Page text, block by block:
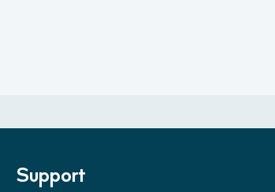
► 3:18 Min
Lektion
Support